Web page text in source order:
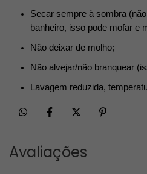
Secar sempre à sombra
banheiro, isso pode mofar e
Não deixar de molho;
Não alvejar/não branquear
Lavagem reduzida,
Avaliações